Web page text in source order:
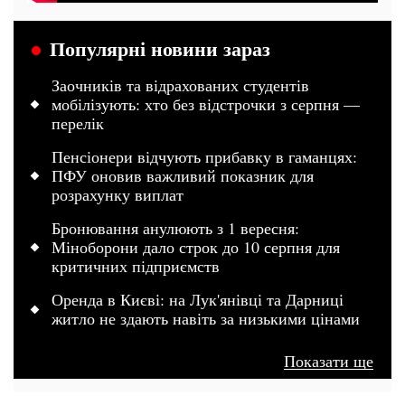
Популярні новини зараз
Заочників та відрахованих студентів
мобілізують: хто без відстрочки з серпня —
перелік
Пенсіонери відчують прибавку в гаманцях:
ПФУ оновив важливий показник для
розрахунку виплат
Бронювання анулюють з 1 вересня:
Міноборони дало строк до 10 серпня для
критичних підприємств
Оренда в Києві: на Лук'янівці та Дарниці
житло не здають навіть за низькими цінами
Показати ще